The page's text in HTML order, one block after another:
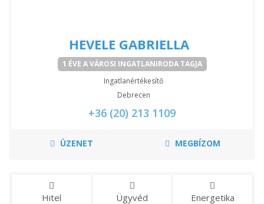
HEVELE GABRIELLA
1 ÉVE A VÁROSI INGATLANIRODA TAGJA
Ingatlanértékesítő
Debrecen
+36 (20) 213 1109
ÜZENET MEGBÍZOM
Hitel Ügyvéd Energetika